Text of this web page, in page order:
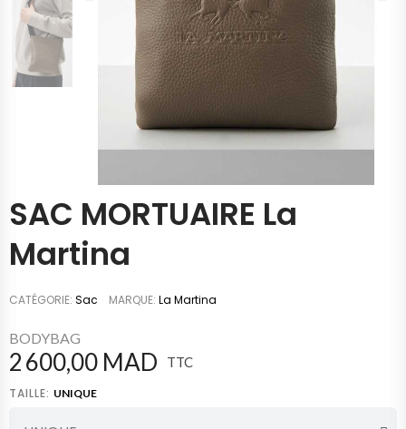
SAC MORTUAIRE La
Martina
CATÉGORIE Sac MARQUE La Martina
BODYBAG
2 600,00 MAD TTC
TAILLE UNIQUE